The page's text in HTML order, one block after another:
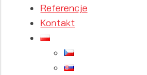
Referencje
Kontakt